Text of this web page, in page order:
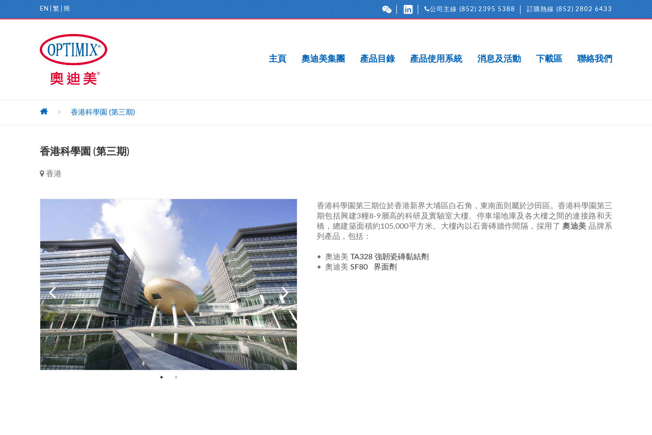
EN 繁 簡 公司主線 (852) 2395 5388 訂購熱線 (852) 2802 6433
主頁 奧迪美集團 產品目錄 產品使用系統 消息及活動 下載區 聯絡我們
> 香港科學園 (第三期)
香港科學園 (第三期)
香港
香港科學園第三期位於香港新界大埔區白石角，東南面則屬於沙田區。香港科學園第三
期包括興建3幢8-9層高的科研及實驗室大樓、停車場地庫及各大樓之間的連接路和天
橋，總建築面積約105,000平方米。大樓內以石膏磚牆作間隔，採用了奧迪美 ​ 品牌系
列產品，包括：
• 奧迪美 TA328 強韌瓷磚黏結劑
• 奧迪美 SF80 界面劑